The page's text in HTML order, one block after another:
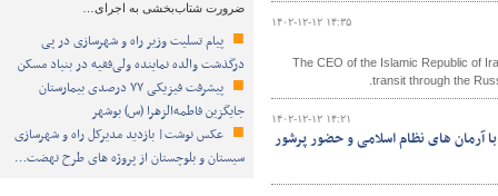
ضرورت شتاب‌بخشی به اجرای…
پیام تسلیت وزیر راه و شهرسازی در پی
درگذشت والده نماینده ولی‌فقیه در بنیاد مسکن
پیشرفت فیزیکی ۷۷ درصدی بیمارستان
جایگزین فاطمه‌الزهرا (س) بوشهر
عکس نوشت| بازدید مدیرکل راه و شهرسازی
سیستان و بلوچستان از پروژه های طرح نهضت…
۱۴۰۲-۱۲-۱۲ ۱۴:۳۵
The CEO of the Islamic Republic of
transit through the
۱۴۰۲-۱۲-۱۲ ۱۴:۲۱
آرمان های نظام اسلامی و حضور پرشور